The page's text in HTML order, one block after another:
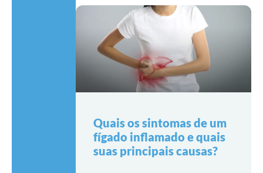
Quais os sintomas de um
fígado inflamado e quais
suas principais causas?